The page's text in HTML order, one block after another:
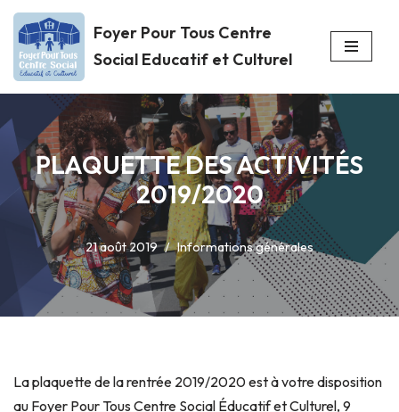
Aller
au
contenu
Foyer Pour Tous Centre
Social Educatif et Culturel
PLAQUETTE DES ACTIVITÉS
2019/2020
21 août 2019 Informations générales
La plaquette de la rentrée 2019/2020 est à votre disposition
au Foyer Pour Tous Centre Social Éducatif et Culturel, 9